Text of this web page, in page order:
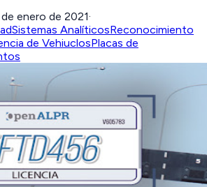
de enero de 2021·
Sistemas AnalíticosReconocimiento
de VehiuclosPlacas de